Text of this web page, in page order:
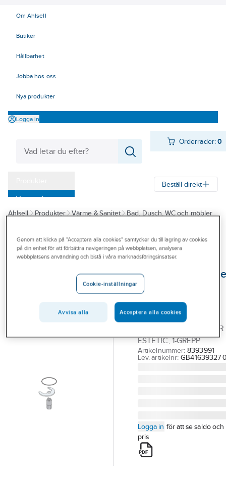
Om Ahlsell
Butiker
Hållbarhet
Jobba hos oss
Nya produkter
Logga in
Orderrader:0
Varumärken
Kampanjer
Branscher
Beställ direkt
Ahlsell Produkter Värme & Sanitet
Bad, Dusch, WC och möbler
Reservdelar blandare
Reservdelar Gustavsberg ettgreppsblandare
för Estetic,
Gustavsberg
GBG
MONTERINGSDETALJER
ESTETIC, 1-GREPP
Artikelnummer: 8393991
Lev. artikelnr: GB41639327
Logga in för att se saldo och
pris
Genom att klicka på "Acceptera alla cookies" samtycker du till lagring av cookies
på din enhet för att förbättra navigeringen på webbplatsen, analysera
webbplatsens användning och bistå i våra marknadsföringsinsatser.
Cookie-inställningar
Avvisa alla Acceptera alla cookies